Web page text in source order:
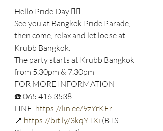
Hello Pride Day 🏳️‍🌈
See you at Bangkok Pride Parade,
then come, relax and let loose at
Krubb Bangkok.
The party starts at Krubb Bangkok
from 5.30pm & 7.30pm
FOR MORE INFORMATION
☎️ 065 416 3538
LINE: https://lin.ee/9zYrKFr
📍 https://bit.ly/3kqYTXi (BTS